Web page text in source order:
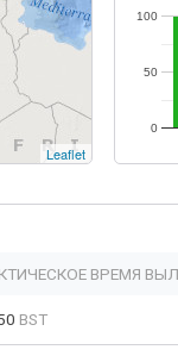
Leaflet
0
50
100
ВРЕМЯ
BST